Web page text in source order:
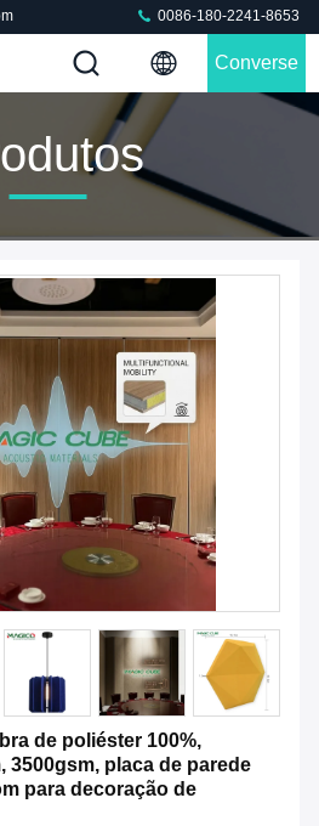
0086-180-2241-8653
Converse
de poliéster 100%,
3500gsm, placa de parede
para decoração de